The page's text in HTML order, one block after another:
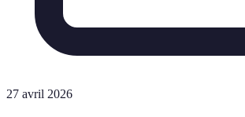
27 avril 2026